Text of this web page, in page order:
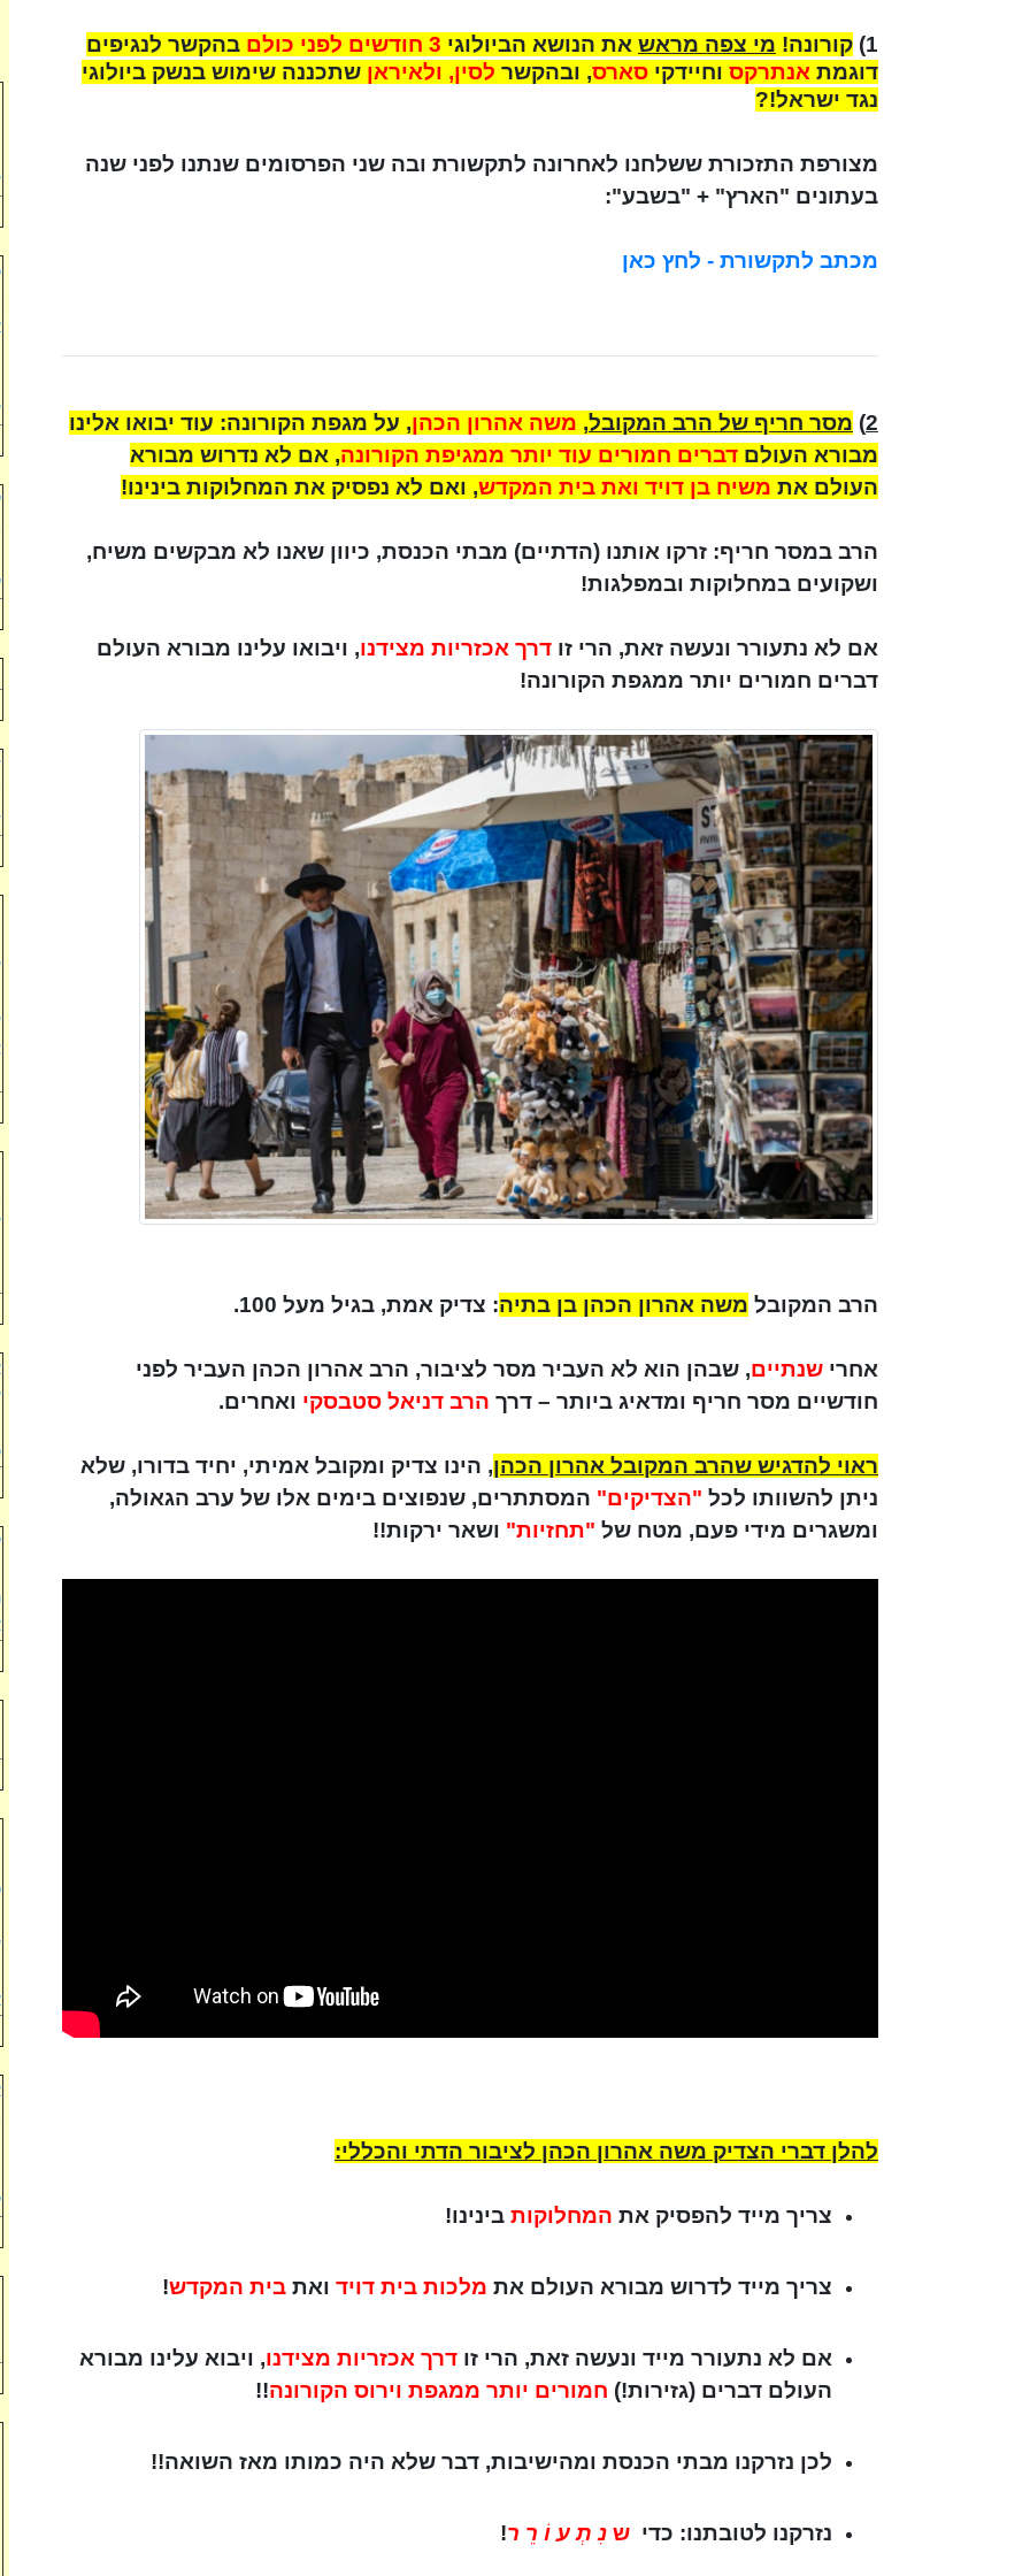
1) קורונה! מי צפה מראש את הנושא הביולוגי 3 חודשים לפני כולם
בהקשר לנגיפים
דוגמת אנתרקס וחיידקי סארס, ובהקשר לסין, ולאיראן שתכננה שימוש בנשק ביולוגי
נגד ישראל!?
מצורפת התזכורת ששלחנו לאחרונה לתקשורת ובה שני הפרסומים שנתנו לפני שנה
בעתונים "הארץ" + "בשבע":
מכתב לתקשורת - לחץ כאן
2
) מסר חריף של הרב המקובל, משה אהרון הכהן, על מגפת הקורונה: עוד יבואו אלינו
מבורא העולם דברים חמורים עוד יותר ממגיפת הקורונה, אם לא נדרוש מבורא
העולם את משיח בן דויד ואת בית המקדש, ואם לא נפסיק את המחלוקות בינינו!
הרב במסר חריף: זרקו אותנו (הדתיים) מבתי הכנסת, כיוון שאנו לא מבקשים משיח,
ושקועים במחלוקות ובמפלגות!
אם לא נתעורר ונעשה זאת, הרי זו דרך אכזריות מצידנו, ויבואו עלינו מבורא העולם
דברים חמורים יותר ממגפת הקורונה!
הרב המקובל משה אהרון הכהן בן בתיה: צדיק אמת, בגיל מעל 100.
אחרי שנתיים, שבהן הוא לא העביר מסר לציבור, הרב אהרון הכהן העביר לפני
חודשיים מסר חריף ומדאיג ביותר – דרך הרב דניאל סטבסקי ואחרים.
ראוי להדגיש שהרב המקובל אהרון הכהן, הינו צדיק ומקובל אמיתי, יחיד בדורו, שלא
ניתן להשוותו לכל "הצדיקים" המסתתרים, שנפוצים בימים אלו של ערב הגאולה,
ומשגרים מידי פעם, מטח של "תחזיות" ושאר ירקות!!
להלן דברי הצדיק משה אהרון הכהן לציבור הדתי והכללי:
צריך מייד להפסיק את המחלוקות בינינו!
צריך מייד לדרוש מבורא העולם את מלכות בית דויד ואת בית המקדש!
אם לא נתעורר מייד ונעשה זאת, הרי זו דרך אכזריות מצידנו, ויבוא עלינו מבורא
העולם דברים (גזירות!) חמורים יותר ממגפת וירוס הקורונה!!
לכן נזרקנו מבתי הכנסת ומהישיבות, דבר שלא היה כמותו מאז השואה!!
נזרקנו לטובתנו: כדי ש נִ תְ ע וֹ רֵ ר!